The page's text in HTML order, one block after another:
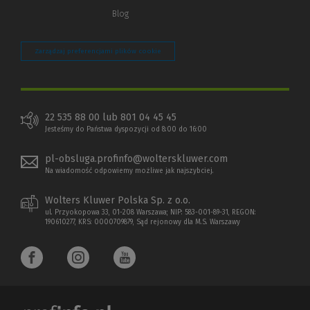
Blog
Zarządzaj preferencjami plików cookie
22 535 88 00 lub 801 04 45 45
Jesteśmy do Państwa dyspozycji od 8:00 do 16:00
pl-obsluga.profinfo@wolterskluwer.com
Na wiadomość odpowiemy możliwe jak najszybciej.
Wolters Kluwer Polska Sp. z o.o.
ul. Przyokopowa 33, 01-208 Warszawa; NIP: 583-001-89-31, REGON:
190610277, KRS: 0000709879, Sąd rejonowy dla M.S. Warszawy